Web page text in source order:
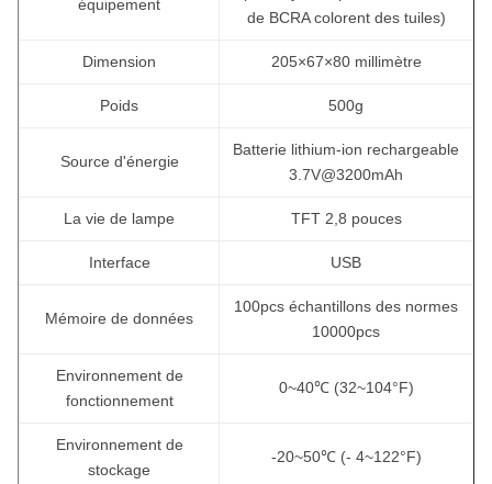
équipement
de BCRA colorent des tuiles)
Dimension 205×67×80 millimètre
Poids 500g
Source d'énergie
Batterie lithium-ion rechargeable
3.7V@3200mAh
La vie de lampe TFT 2,8 pouces
Interface USB
Mémoire de données
100pcs échantillons des normes
10000pcs
Environnement de
fonctionnement
0~40℃ (32~104°F)
Environnement de
stockage
-20~50℃ (- 4~122°F)